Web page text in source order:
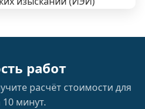
работ
расчёт стоимости для
минут.